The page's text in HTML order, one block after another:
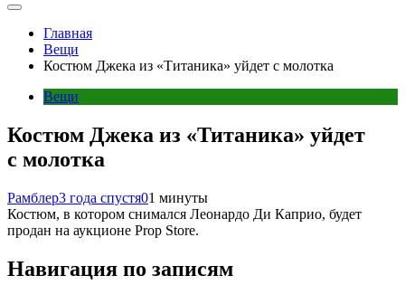
Главная
Вещи
Костюм Джека из «Титаника» уйдет с молотка
Вещи
Костюм Джека из «Титаника» уйдет
с молотка
Рамблер3 года спустя01 минуты
Костюм, в котором снимался Леонардо Ди Каприо, будет
продан на аукционе Prop Store.
Навигация по записям